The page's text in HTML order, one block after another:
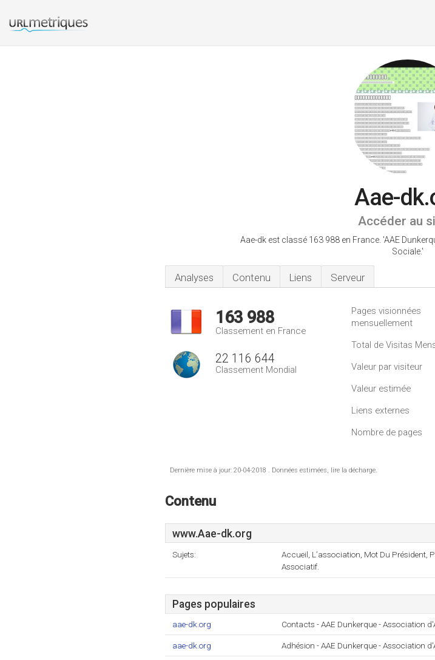
Aae-
Accéder au
Aae-dk est classé 163 988 en France. 'AAE
Sociale.'
Analyses Contenu Liens Serveur
163 988
Classement en France
22 116 644
Classement Mondial
Pages visionnées
mensuellement
Total de Visitas
Valeur par visiteur
Valeur estimée
Liens externes
Nombre de pages
Dernière mise à jour: 20-04-2018 . Données estimées, lire la décharge.
Contenu
www.Aae-dk.org
Sujets:
Accueil, L’association, Mot Du Président,
Associatif.
Pages populaires
aae-dk.org Contacts - AAE Dunkerque - Association
aae-dk.org Adhésion - AAE Dunkerque - Association